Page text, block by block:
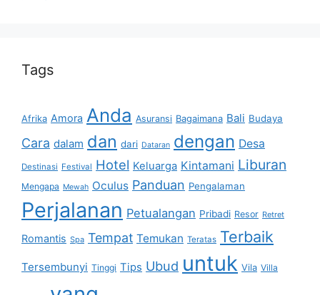
Tags
Afrika Amora Anda Asuransi Bagaimana Bali Budaya
Cara dalam dan dari Dataran dengan Desa
Destinasi Festival Hotel Keluarga Kintamani Liburan
Mengapa Mewah Oculus Panduan Pengalaman
Perjalanan Petualangan Pribadi Resor Retret
Romantis Spa Tempat Temukan Teratas Terbaik
Tersembunyi Tinggi Tips Ubud untuk Vila Villa